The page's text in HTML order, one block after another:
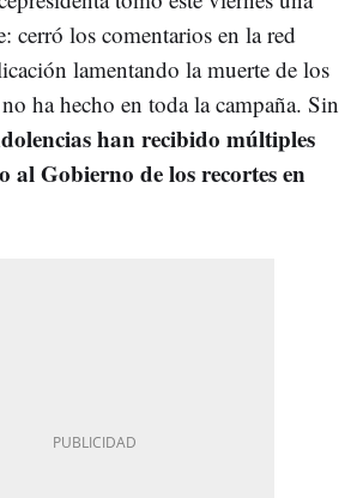
cerró los comentarios en la red
lamentando la muerte de los
ha hecho en toda la campaña. Sin
han recibido múltiples
al Gobierno de los recortes en